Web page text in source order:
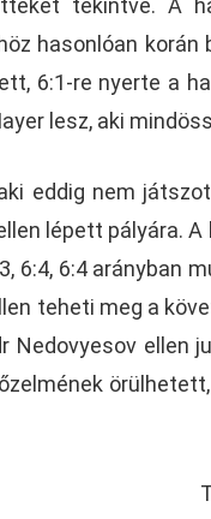
hasonlóan
6:1-re nyerte a
lesz, aki
eddig nem
lépett pályára.
6:4, 6:4 arányban
teheti meg a
Nedovyesov ellen